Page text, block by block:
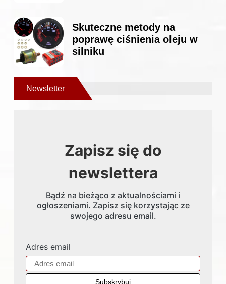
Skuteczne metody na
poprawę ciśnienia oleju w
silniku
Newsletter
Zapisz się do
newslettera
Bądź na bieżąco z aktualnościami i
ogłoszeniami. Zapisz się korzystając ze
swojego adresu email.
Adres email